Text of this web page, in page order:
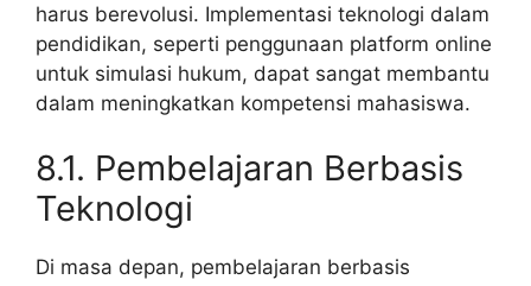
harus berevolusi. Implementasi teknologi dalam
pendidikan, seperti penggunaan platform online
untuk simulasi hukum, dapat sangat membantu
dalam meningkatkan kompetensi mahasiswa.
8.1. Pembelajaran Berbasis
Teknologi
Di masa depan, pembelajaran berbasis